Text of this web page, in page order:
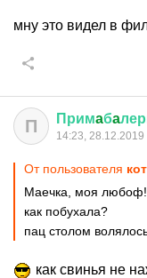
мну это видел в
П Примaбa
14:23, 28.12.2019
От пользователя
Маечка, моя
как побухала?
пац столом
как свинья не